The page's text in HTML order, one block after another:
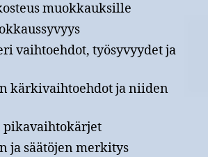
muokkauksille
vaihtoehdot, työsyvyydet ja
kärkivaihtoehdot ja niiden
ja säätöjen merkitys